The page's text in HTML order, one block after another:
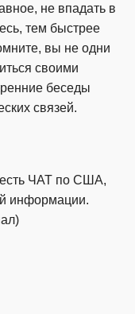
не впадать в
тем быстрее
вы не одни
своими
беседы
связей.
есть ЧАТ по США,
информации.